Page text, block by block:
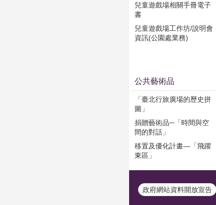
兒童遊戲場相關手冊電子
書
兒童遊戲場工作坊/說明會
資訊(公園處業務)
公共藝術品
「臺北行旅廣場的歷史拼
圖」
捐贈藝術品─「時間與空
間的對話」
移置及優化計畫—「飛躍
東區」
政府網站資料開放宣告